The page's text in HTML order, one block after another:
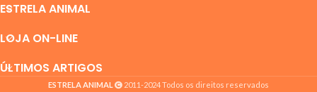
ESTRELA ANIMAL
LOJA ON-LINE
ÚLTIMOS ARTIGOS
ESTRELA ANIMAL 2011-2024 Todos os direitos reservados